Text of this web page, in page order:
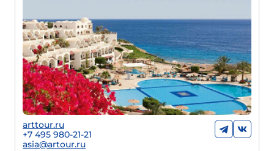
arttour.ru
+7 495 980-21-21
asia@artour.ru